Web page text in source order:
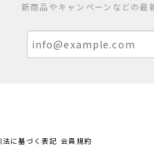
新商品やキャンペーンなどの最
法に基づく表記 会員規約